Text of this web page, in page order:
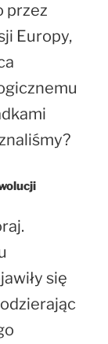
przez
Europy,
się